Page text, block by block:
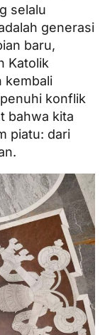
selalu
generasi
baru,
Katolik
kembali
konflik
bahwa kita
piatu: dari